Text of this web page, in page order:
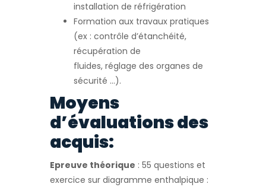
installation de réfrigération
Formation aux travaux pratiques
(ex : contrôle d’étanchéité,
récupération de
fluides, réglage des organes de
sécurité …).
Moyens
d’évaluations des
acquis:
Epreuve théorique : 55 questions et
exercice sur diagramme enthalpique :